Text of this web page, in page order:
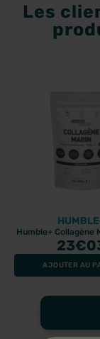
Les
Humble+ Collagène
23
AJOUTER AU